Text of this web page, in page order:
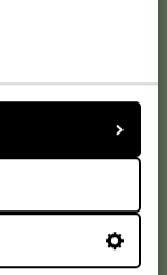
d’aide,
retrouvez ici
posées